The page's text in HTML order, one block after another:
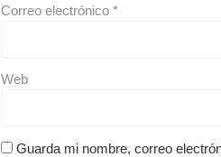
Correo electrónico *
Web
Guarda mi nombre, correo